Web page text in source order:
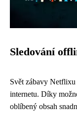
Sledování
Svět zábavy
internetu. Díky
oblíbený obsah